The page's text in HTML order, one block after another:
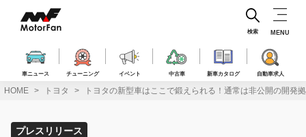
ス
車ニュース チューニング イベント 中古車 新車カタログ 自動車求人
検索 MENU
HOME トヨタ トヨタの新型車はここで鍛えられる！通常は非公開の開発
プレスリリース